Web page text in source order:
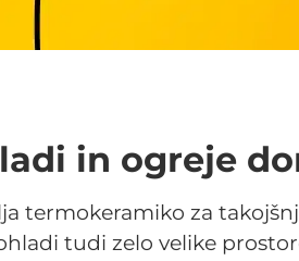
in ogreje
termokeramiko za
tudi zelo velike